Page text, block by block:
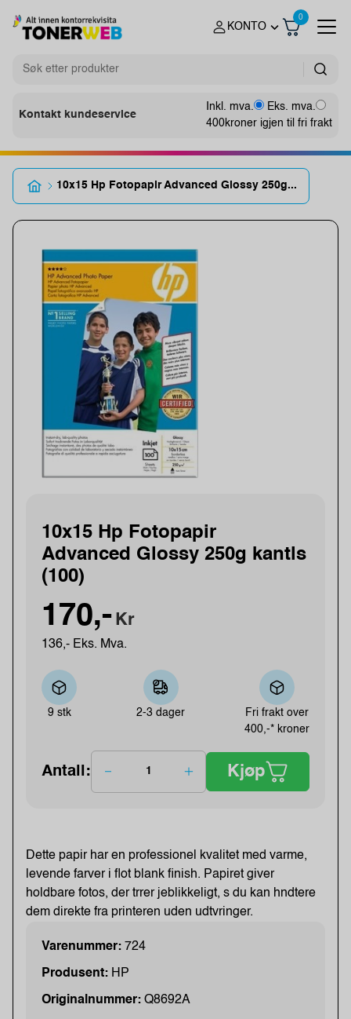
KONTO
0
Kontakt kundeservice
Inkl. mva.
Eks. mva.
400kroner igjen til fri frakt
10x15 Hp Fotopapir Advanced Glossy 250g...
10x15 Hp Fotopapir
Advanced Glossy 250g kantls
(100)
170,- Kr
136,- Eks. Mva.
9 stk 2-3 dager
Fri frakt over
400,-* kroner
Antall: Kjøp
Dette papir har en professionel kvalitet med varme,
levende farver i flot blank finish. Papiret giver
holdbare fotos, der trrer jeblikkeligt, s du kan hndtere
dem direkte fra printeren uden udtvringer.
Varenummer: 724
Produsent: HP
Originalnummer: Q8692A